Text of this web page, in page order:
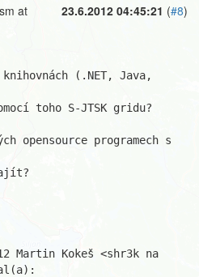
23.6.2012 04:45:21 (#8)
at
(.NET, Java,
toho S-JTSK gridu?
opensource programech s
Martin Kokeš <shr3k na